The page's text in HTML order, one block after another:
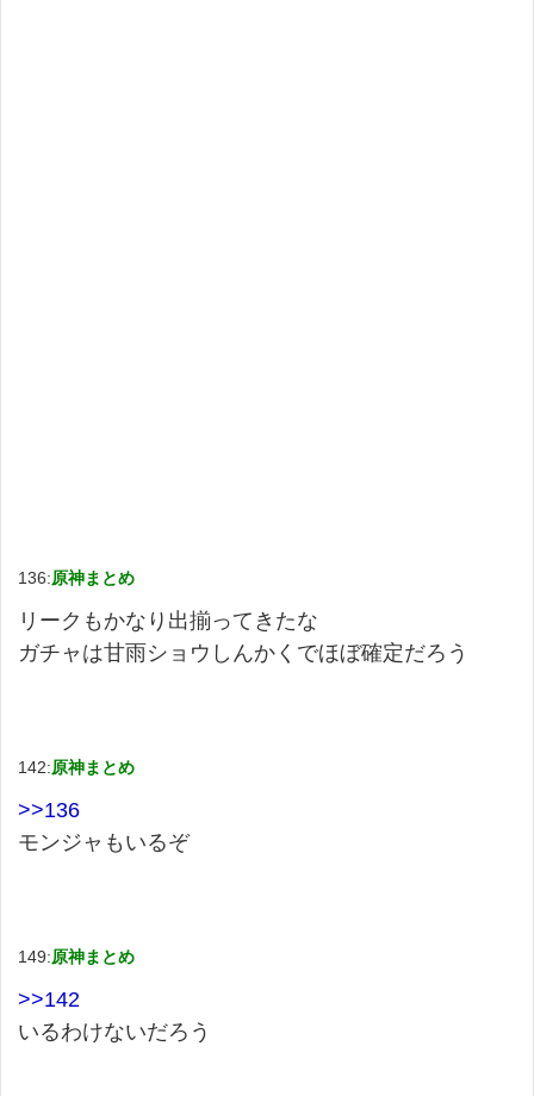
136:原神まとめ
リークもかなり出揃ってきたな
ガチャは甘雨ショウしんかくでほぼ確定だろう
142:原神まとめ
>>136
モンジャもいるぞ
149:原神まとめ
>>142
いるわけないだろう